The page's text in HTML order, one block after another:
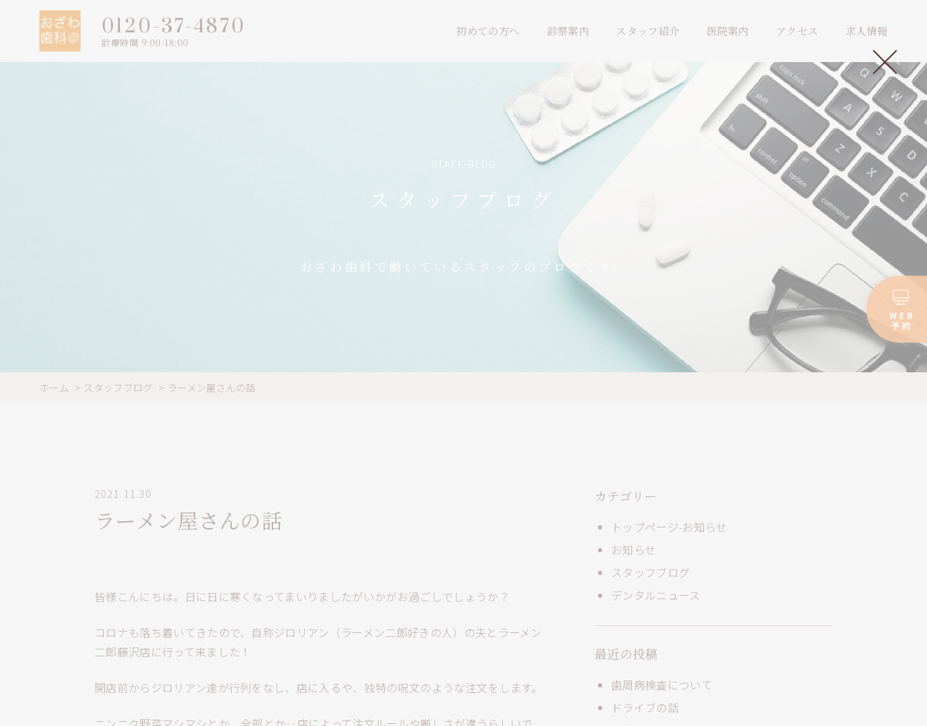
0120-37-4870
診療時間 9:00-18:00
初めての方へ 診察案内 スタッフ紹介 医院案内 アクセス 求人情報
STAFF-BLOG
スタッフブログ
おざわ歯科で働いているスタッフのブログです。
ホーム スタッフブログ ラーメン屋さんの話
2021.11.30
ラーメン屋さんの話
皆様こんにちは。日に日に寒くなってまいりましたがいかがお過ごしでしょうか？
コロナも落ち着いてきたので、自称ジロリアン（ラーメン二郎好きの人）の夫とラーメン
二郎藤沢店に行って来ました！
開店前からジロリアン達が行列をなし、店に入るや、独特の呪文のような注文をします。
カテゴリー
トップページ-お知らせ
お知らせ
スタッフブログ
デンタルニュース
最近の投稿
歯周病検査について
ドライブの話